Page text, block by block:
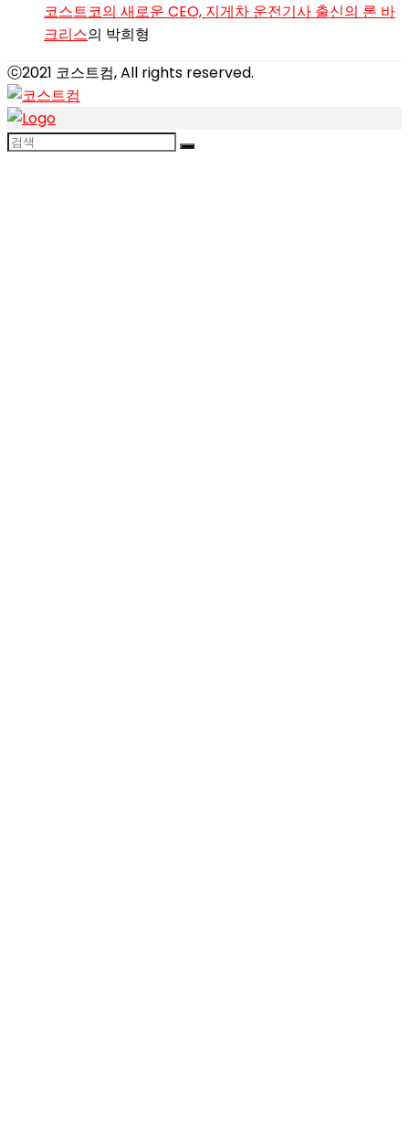
코스트코의 새로운 CEO, 지게차 운전기사 출신의 론 바
크리스의 박희형
ⓒ2021 코스트컴, All rights reserved.